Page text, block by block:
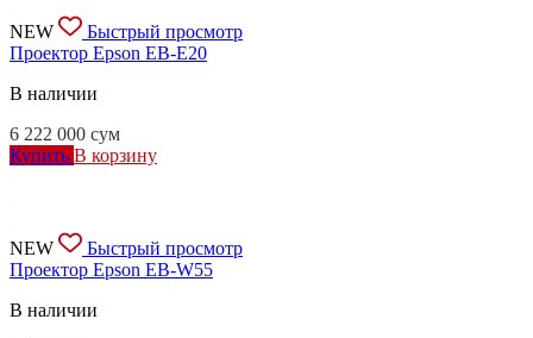
NEW
Быстрый просмотр
Проектор Epson EB-E20
В наличии
6 222 000 сум
Купить В корзину
NEW
Быстрый просмотр
Проектор Epson EB-W55
В наличии